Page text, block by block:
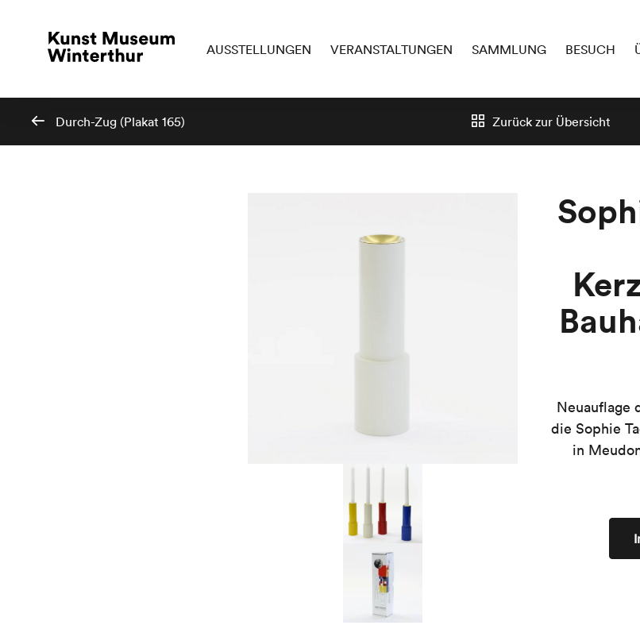
AUSSTELLUNGEN VERANSTALTUNGEN SAMMLUNG BESUCH
Durch-Zug (Plakat 165) Zurück zur Übersicht
Neuauflage
die Sophie
in